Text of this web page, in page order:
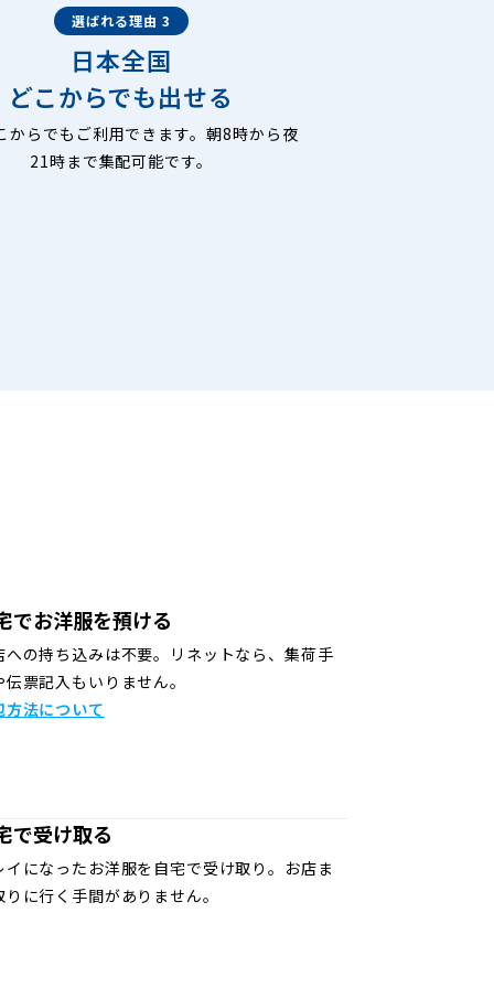
選ばれる理由 3
日本全国
どこからでも出せる
からでもご利用できます。朝8時から夜
21時まで集配可能です。
でお洋服を預ける
への持ち込みは不要。リネットなら、集荷手
伝票記入もいりません。
方法について
で受け取る
イになったお洋服を自宅で受け取り。お店ま
りに行く手間がありません。